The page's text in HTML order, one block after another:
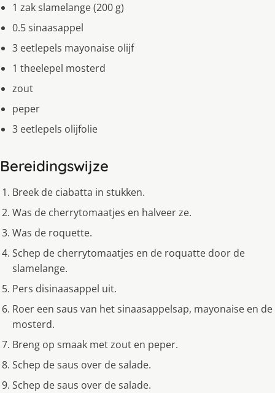
1 zak slamelange (200 g)
0.5 sinaasappel
3 eetlepels mayonaise olijf
1 theelepel mosterd
zout
peper
3 eetlepels olijfolie
Bereidingswijze
Breek de ciabatta in stukken.
Was de cherrytomaatjes en halveer ze.
Was de roquette.
Schep de cherrytomaatjes en de roquatte door de
slamelange.
Pers disinaasappel uit.
Roer een saus van het sinaasappelsap, mayonaise en de
mosterd.
Breng op smaak met zout en peper.
Schep de saus over de salade.
Schep de saus over de salade.